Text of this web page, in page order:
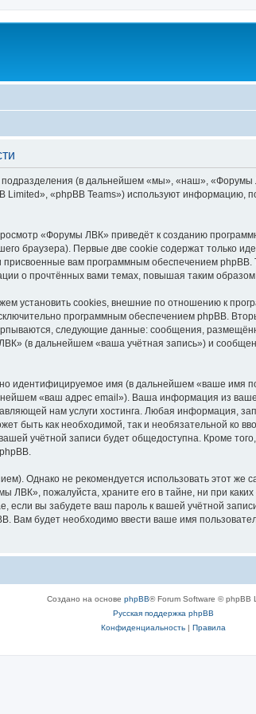
(в дальнейшем «мы», «наш»,
Limited», «phpBB Teams») используют информацию,
«Форумы ЛВК» приведёт к созданию
браузера). Первые две cookie содержат только
вам программным обеспечением
о прочтённых вами темах, повышая таким
установить cookies, внешние по отношению к
программным обеспечением phpBB.
следующие данные: сообщения,
(в дальнейшем «ваша учётная запись») и
идентифицируемое имя (в дальнейшем «ваше имя
«ваш адрес email»). Ваша информация из
нам услуги хостинга. Любая информация,
быть как необходимой, так и необязательной
учётной записи будет общедоступна. Кроме
Однако не рекомендуется использовать этот же
ЛВК», пожалуйста, храните его в тайне, ни при
если вы забудете ваш пароль к вашей учётной
Вам будет необходимо ввести ваше имя
Создано на основе phpBB® Forum Software © phpBB
Русская поддержка phpBB
Конфиденциальность| Правила